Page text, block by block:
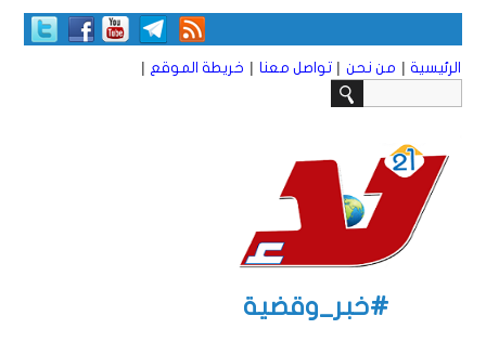
الرئيسية | من نحن | تواصل معنا | خريطة الموقع |
#خبر_وقضية